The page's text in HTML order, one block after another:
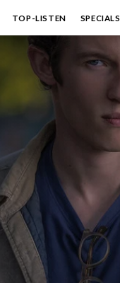
TOP-LISTEN SPECIALS